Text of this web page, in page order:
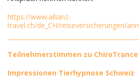
https://www.allianz-
travel.ch/de_CH/reiseversicherungen/
Teilnehmerstimmen zu
Impressionen Tierhypnose Schweiz